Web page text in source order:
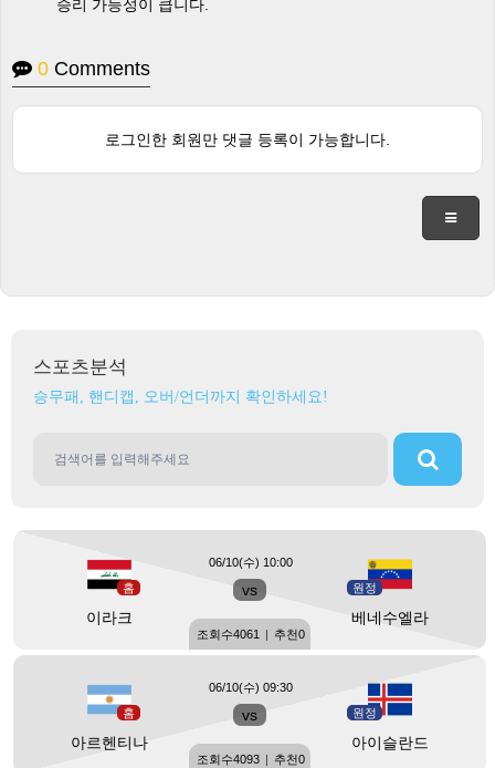
승리 가능성이 큽니다.
0 Comments
로그인한 회원만 댓글 등록이 가능합니다.
스포츠분석
승무패, 핸디캡, 오버/언더까지 확인하세요!
홈
이라크
vs 원정
베네수엘라
06/10(수) 10:00
조회수4061 | 추천0
홈
아르헨티나
vs 원정
아이슬란드
06/10(수) 09:30
조회수4093 | 추천0